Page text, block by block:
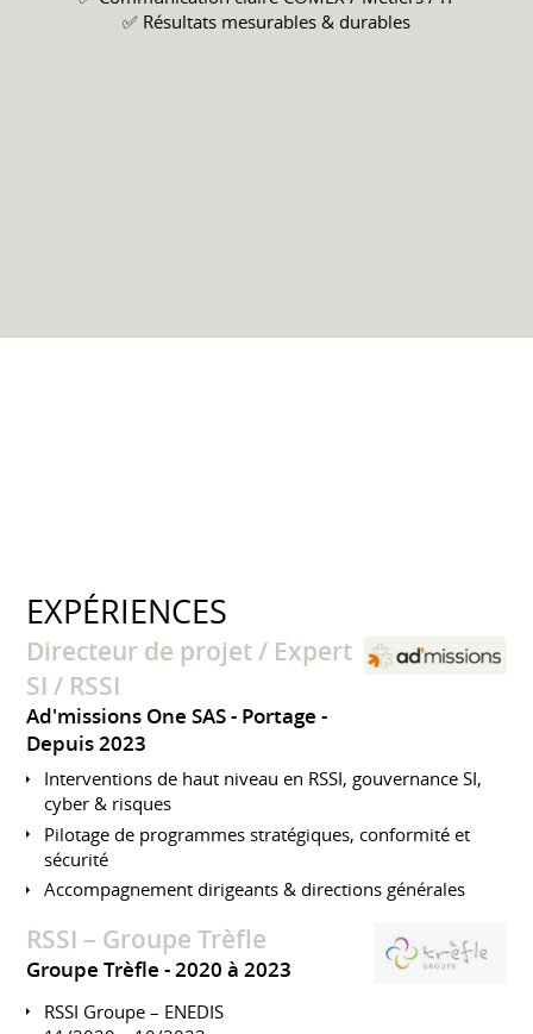
✅ Résultats mesurables & durables
EXPÉRIENCES
Directeur de projet / Expert
SI / RSSI
Ad'missions One SAS - Portage
Depuis 2023
Interventions de haut niveau en RSSI, gouvernance SI,
cyber & risques
Pilotage de programmes stratégiques, conformité et
sécurité
Accompagnement dirigeants & directions générales
RSSI – Groupe Trèfle
Groupe Trèfle 2020 à 2023
RSSI Groupe – ENEDIS